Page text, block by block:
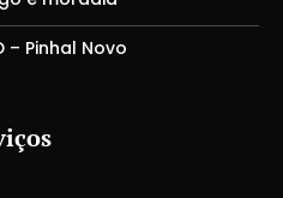
Pinhal Novo